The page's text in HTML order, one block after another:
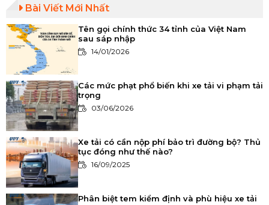
Bài Viết Mới Nhất
Tên gọi chính thức 34 tỉnh của Việt Nam
sau sáp nhập
14/01/2026
Các mức phạt phổ biến khi xe tải vi phạm tải
trọng
03/06/2026
Xe tải có cần nộp phí bảo trì đường bộ? Thủ
tục đóng như thế nào?
16/09/2025
Phân biệt tem kiểm định và phù hiệu xe tải